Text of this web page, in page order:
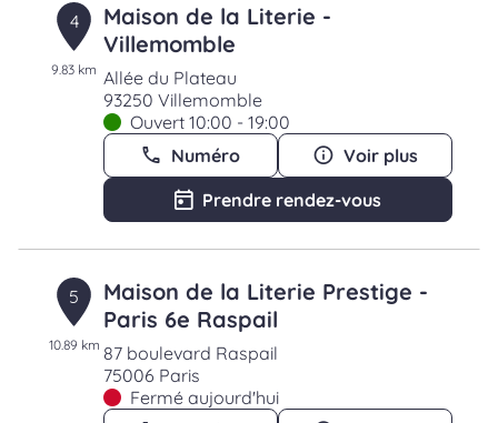
4
9.83 km
Maison de la Literie -
Villemomble
Allée du Plateau
93250 Villemomble
Ouvert 10:00 - 19:00
Numéro
Voir plus
Prendre rendez-vous
5
10.89 km
Maison de la Literie Prestige -
Paris 6e Raspail
87 boulevard Raspail
75006 Paris
Fermé aujourd'hui